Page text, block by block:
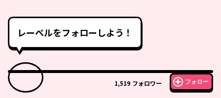
レーベルをフォローしよう！
1,519 フォロワー フォロー